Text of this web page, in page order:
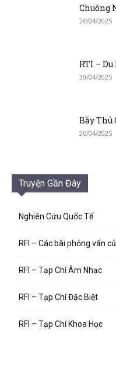
Chuông
26/04/2025
RTI –
30/04/2025
Bầy Thú
26/04/2025
Truyện Gần Đây
Nghiên Cứu Quốc Tế
RFI – Các bài phỏng vấn
RFI – Tạp Chí Âm Nhạc
RFI – Tạp Chí Đặc Biệt
RFI – Tạp Chí Khoa Học